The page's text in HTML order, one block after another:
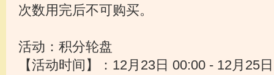
次数用完后不可购买。
活动：积分轮盘
【活动时间】：12月23日 00:00 - 12月25